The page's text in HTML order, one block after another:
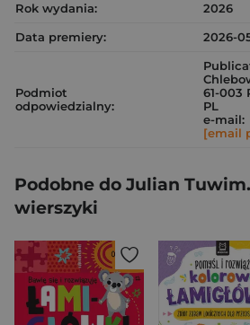
Rok wydania:
2026
Data premiery:
2026-
Podmiot
odpowiedzialny:
61-003
PL
e-mail:
[email
Podobne do Julian
wierszyki